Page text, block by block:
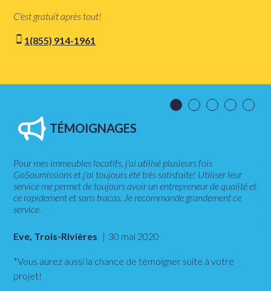
C'est gratuit après tout!
1(855) 914-1961
TÉMOIGNAGES
Pour mes immeubles locatifs, j'ai utilisé plusieurs fois
GoSoumissions et j'ai toujours été très satisfaite! Utiliser leur
service me permet de toujours avoir un entrepreneur de qualité et
ce rapidement et sans tracas. Je recommande grandement ce
service.
Eve, Trois-Rivières 30 mai 2020
fait
*Vous aurez aussi la chance de témoigner suite à votre
projet!